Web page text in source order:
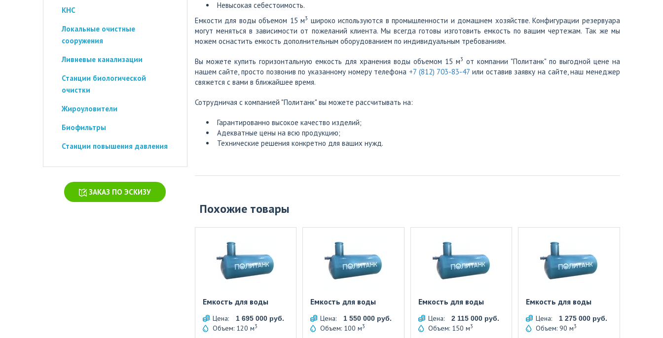
КНС
Локальные очистные
сооружения
Ливневые канализации
Станции биологической
очистки
Жироуловители
Биофильтры
Станции повышения давления
ЗАКАЗ ПО ЭСКИЗУ
Невысокая себестоимость.
Емкости для воды объемом 15 м3 широко используются в промышленности и домашнем хозяйстве. Конфигурации резервуара
могут меняться в зависимости от пожеланий клиента. Мы всегда готовы изготовить емкость по вашим чертежам. Так же мы
можем оснастить емкость дополнительным оборудованием по индивидуальным требованиям.
Вы можете купить горизонтальную емкость для хранения воды объемом 15 м3 от компании "Политанк" по выгодной цене на
нашем сайте, просто позвонив по указанному номеру телефона +7 (812) 703-83-47 или оставив заявку на сайте, наш менеджер
свяжется с вами в ближайшее время.
Сотрудничая с компанией "Политанк" вы можете рассчитывать на:
Гарантированно высокое качество изделий;
Адекватные цены на всю продукцию;
Технические решения конкретно для ваших нужд.
Похожие товары
Емкость для воды
Цена: 1 695 000 руб.
Объем: 120 м3
Емкость для воды
Цена: 1 550 000 руб.
Объем: 100 м3
Емкость для воды
Цена: 2 115 000 руб.
Объем: 150 м3
Емкость для воды
Цена: 1 275 000 руб.
Объем: 90 м3